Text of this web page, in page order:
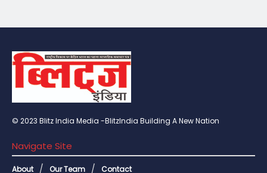
© 2023 Blitz India Media -BlitzIndia Building A New Nation
Navigate Site
About Our Team Contact